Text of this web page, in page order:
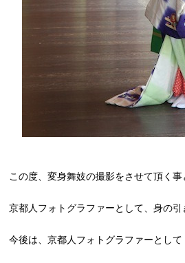
この度、変身舞妓の撮影をさせて頂く事
京都人フォトグラファーとして、身の引
今後は、京都人フォトグラファーとして